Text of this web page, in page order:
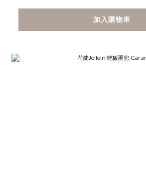
加入購物車